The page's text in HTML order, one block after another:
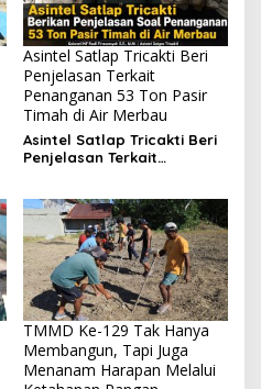
Asintel Satlap Tricakti Beri
Penjelasan Terkait
Penanganan 53 Ton Pasir
Timah di Air Merbau
Asintel Satlap Tricakti Beri
Penjelasan Terkait
TMMD Ke-129 Tak Hanya
Membangun, Tapi Juga
Menanam Harapan Melalui